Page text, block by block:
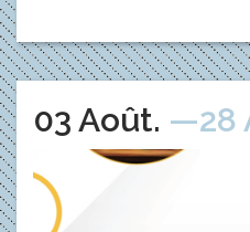
Du
03 Août. au
—28